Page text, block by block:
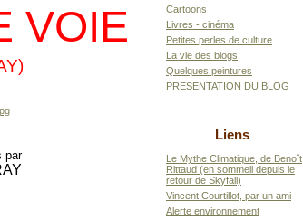
VOIE
par
Cartoons
Livres - cinéma
Petites perles de culture
La vie des blogs
Quelques peintures
PRESENTATION DU BLOG
Liens
Le Mythe Climatique, de Benoît
Rittaud (en sommeil depuis le
retour de Skyfall)
Vincent Courtillot, par un ami
Alerte environnement